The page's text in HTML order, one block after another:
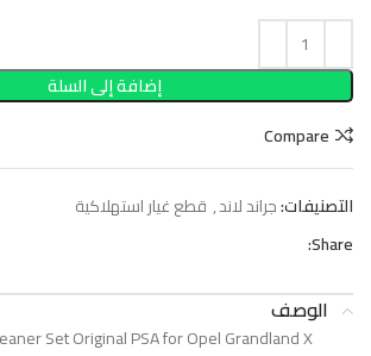
إضافة إلى السلة
Compare
التصنيفات:جراند لاند, قطع غيار استهلاكية
Share:
الوصف
Set Original PSA for Opel Grandland X